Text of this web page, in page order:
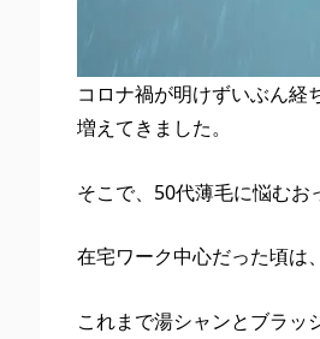
コロナ禍が明けずいぶん経
増えてきました。
そこで、50代薄毛に悩むお
在宅ワーク中心だった頃は
これまで湯シャンとブラッ